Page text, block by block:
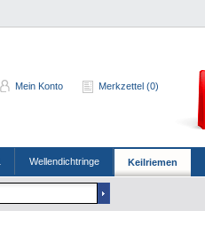
Mein Konto Merkzettel (0)
Wellendichtringe Keilriemen